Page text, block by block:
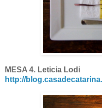
MESA 4. Leticia Lodi
http://